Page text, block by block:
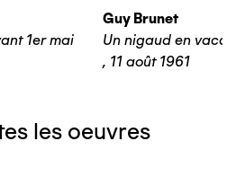
1er mai
Guy Brunet
Un nigaud en
, 11 août 1961
les oeuvres